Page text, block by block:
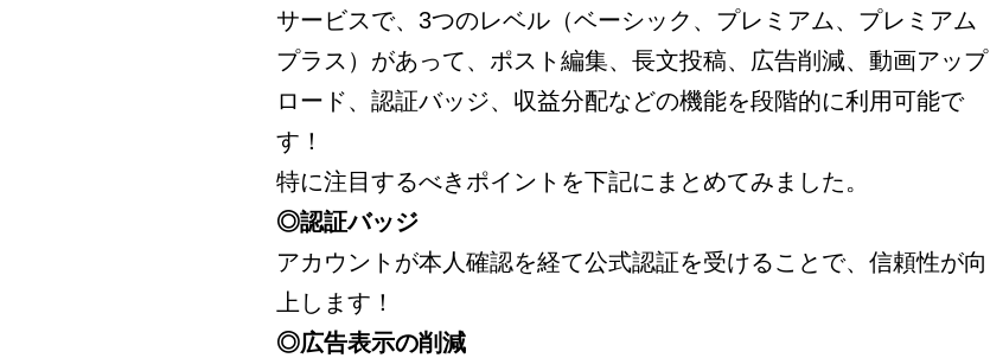
サービスで、3つのレベル（ベーシック、プレミアム、プレミアム
プラス）があって、ポスト編集、長文投稿、広告削減、動画アップ
ロード、認証バッジ、収益分配などの機能を段階的に利用可能で
す！
特に注目するべきポイントを下記にまとめてみました。
◎認証バッジ
アカウントが本人確認を経て公式認証を受けることで、信頼性が向
上します！
◎広告表示の削減